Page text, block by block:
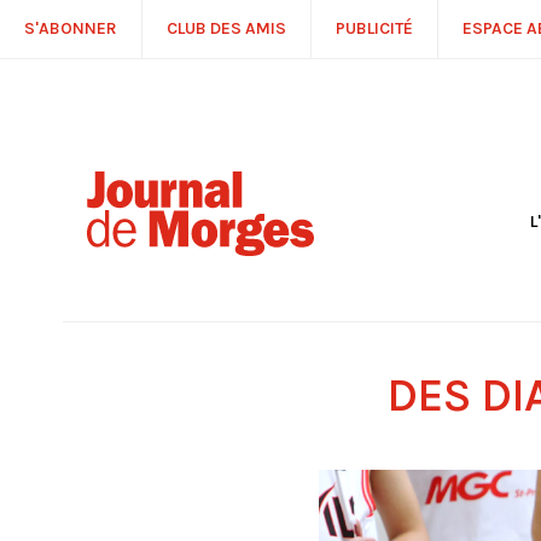
S'ABONNER CLUB DES AMIS PUBLICITÉ ESPACE
DES